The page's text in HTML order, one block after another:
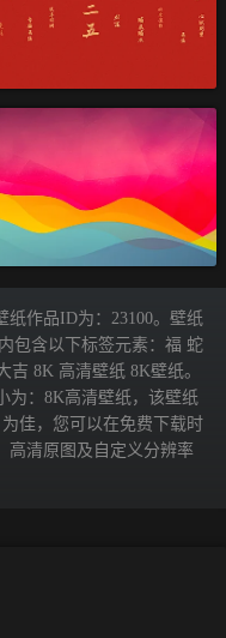
纸作品ID为：23100。壁纸
包含以下标签元素：福 蛇
吉 8K 高清壁纸 8K壁纸。
为：8K高清壁纸，该壁纸
佳，您可以在免费下载时
高清原图及自定义分辨率